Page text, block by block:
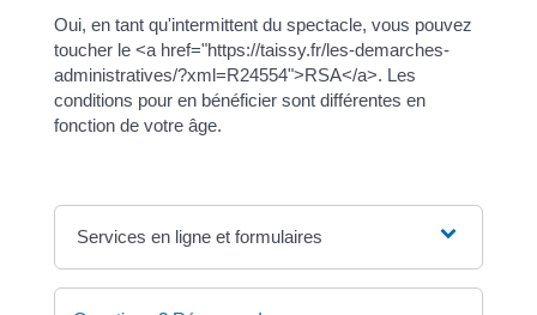
Oui, en tant qu'intermittent du spectacle, vous pouvez
toucher le <a href="https://taissy.fr/les-demarches-
administratives/?xml=R24554">RSA</a>. Les
conditions pour en bénéficier sont différentes en
fonction de votre âge.
Services en ligne et formulaires